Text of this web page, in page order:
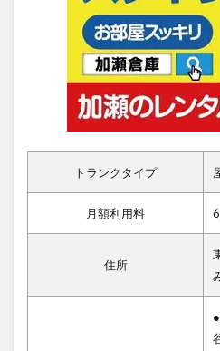
トランクタイプ
月額利用料
住所